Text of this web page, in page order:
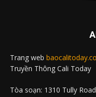
Trang web
Truyền Thông Cali Today
Tòa soạn: 1310 Tully